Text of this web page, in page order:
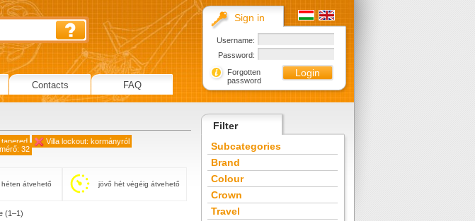
Villa lockout: kormányról
32
átvehető jövő hét végéig átvehető
(1–1)
Filter
Subcategories
Brand
Colour
Crown
Travel
Sign in
Username:
Password:
Forgotten
password
Contacts FAQ